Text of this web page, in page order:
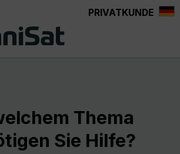
PRIVATKUNDE
Thema
Sie Hilfe?